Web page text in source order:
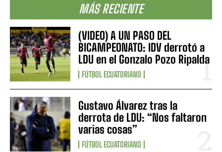
MÁS RECIENTE
(VIDEO) A UN PASO DEL
BICAMPEONATO: IDV derrotó a
LDU en el Gonzalo Pozo Ripalda
FÚTBOL ECUATORIANO
Gustavo Álvarez tras la
derrota de LDU: “Nos faltaron
varias cosas”
FÚTBOL ECUATORIANO